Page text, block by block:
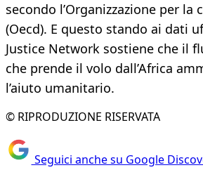
secondo l’Organizzazione per la
(Oecd). E questo stando ai dati
Justice Network sostiene che il
che prende il volo dall’Africa
l’aiuto umanitario.
© RIPRODUZIONE RISERVATA
Seguici anche su Google